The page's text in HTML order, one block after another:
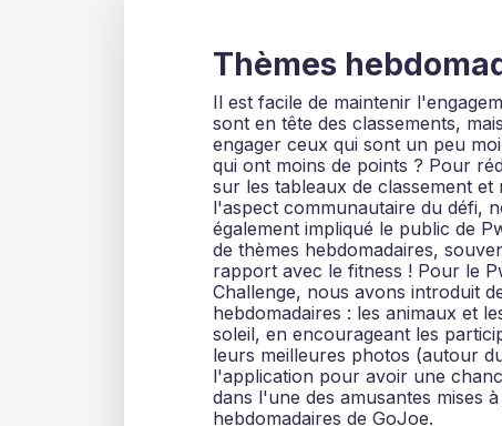
Thèmes
Il est facile de maintenir
sont en tête des classements,
engager ceux qui sont un peu
qui ont moins de points ? Pour
sur les tableaux de classement
l'aspect communautaire du défi,
également impliqué le public de
de thèmes hebdomadaires,
rapport avec le fitness ! Pour le
Challenge, nous avons introduit
hebdomadaires : les animaux et
soleil, en encourageant les
leurs meilleures photos (autour
l'application pour avoir une
dans l'une des amusantes mises
hebdomadaires de GoJoe.